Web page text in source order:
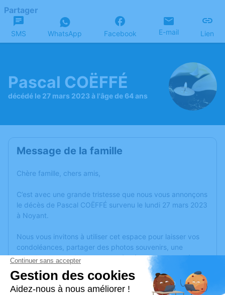
Partager
SMS WhatsApp Facebook E-mail Lien
Pascal COËFFÉ
décédé le 27 mars 2023 à l'âge de 64 ans
Message de la famille
Chère famille, chers amis,
C’est avec une grande tristesse que nous vous annonçons
le décès de Pascal COËFFÉ survenu le lundi 27 mars 2023
à Noyant.
Nous vous invitons à utiliser cet espace pour laisser vos
condoléances, partager des photos souvenirs, une
anecdote ou exprimer vos pensées à travers des poèmes
ou des textes. Cet endroit est un lieu d'expression dédié à
honorer la mémoire de Pascal COËFFÉ.